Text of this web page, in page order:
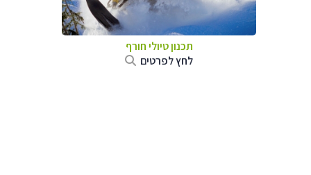
תכנון טיולי חורף
לחץ לפרטים